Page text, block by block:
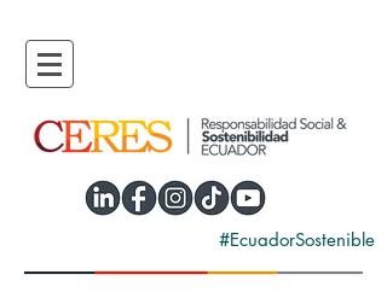
#EcuadorSostenible